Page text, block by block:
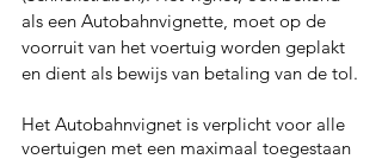
als een Autobahnvignette, moet op de
voorruit van het voertuig worden geplakt
en dient als bewijs van betaling van de tol.
Het Autobahnvignet is verplicht voor alle
voertuigen met een maximaal toegestaan